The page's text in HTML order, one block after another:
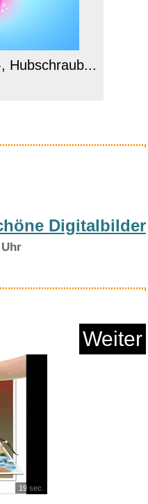
Hubschraub...
Digitalbilder
Weiter
19 sec.